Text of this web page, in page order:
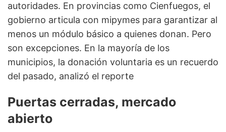
autoridades. En provincias como Cienfuegos, el
gobierno articula con mipymes para garantizar al
menos un módulo básico a quienes donan. Pero
son excepciones. En la mayoría de los
municipios, la donación voluntaria es un recuerdo
del pasado, analizó el reporte
Puertas cerradas, mercado
abierto